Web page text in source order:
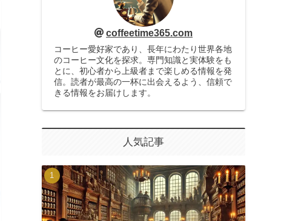
coffeetime365.com
コーヒー愛好家であり、長年にわたり世界各地
のコーヒー文化を探求。専門知識と実体験をも
とに、初心者から上級者まで楽しめる情報を発
信。読者が最高の一杯に出会えるよう、信頼で
きる情報をお届けします。
人気記事